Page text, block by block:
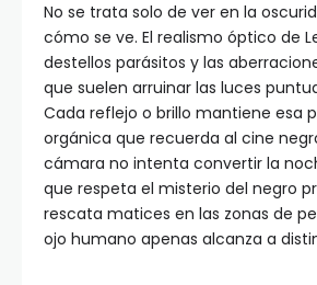
No se trata solo de ver en la
cómo se ve. El realismo óptico de
destellos parásitos y las
que suelen arruinar las luces
Cada reflejo o brillo mantiene esa
orgánica que recuerda al cine
cámara no intenta convertir la
que respeta el misterio del negro
rescata matices en las zonas de
ojo humano apenas alcanza a